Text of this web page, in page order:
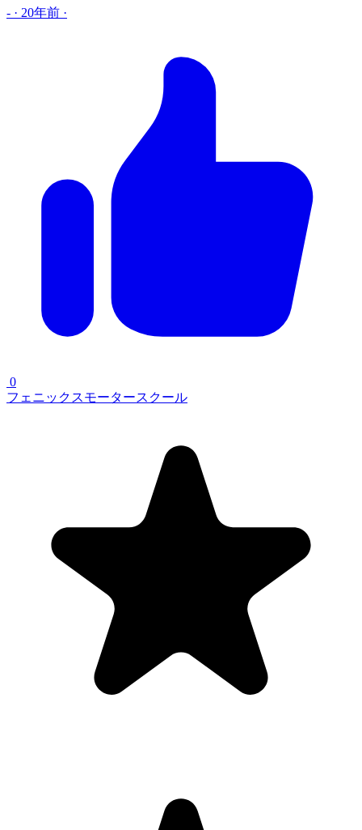
- · 20年前 ·
0
フェニックスモータースクール